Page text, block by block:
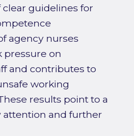
guidelines for
agency nurses
pressure on
and contributes to
working
results point to a
attention and further